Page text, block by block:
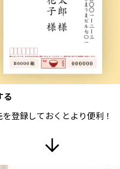
る
登録しておくとより便利！